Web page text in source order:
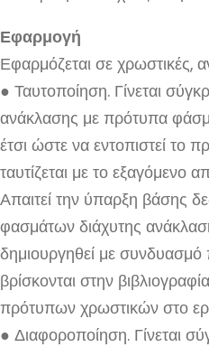
Εφαρμογή
Εφαρμόζεται σε χρωστικές,
● Ταυτοποίηση. Γίνεται
ανάκλασης με πρότυπα
έτσι ώστε να εντοπιστεί το
ταυτίζεται με το εξαγόμενο
Απαιτεί την ύπαρξη βάσης
φασμάτων διάχυτης
δημιουργηθεί με
βρίσκονται στην
πρότυπων χρωστικών στο
● Διαφοροποίηση. Γίνεται